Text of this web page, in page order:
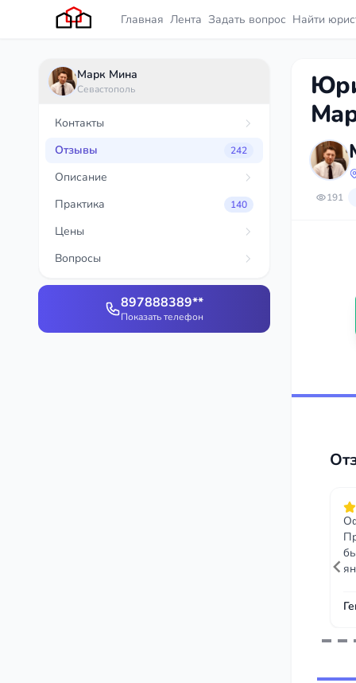
Главная Лента Задать вопрос Найти
Марк Мина
Севастополь
Контакты
Отзывы
242
Описание
Практика
140
Цены
Вопросы
897888389**
Показать телефон
191
1